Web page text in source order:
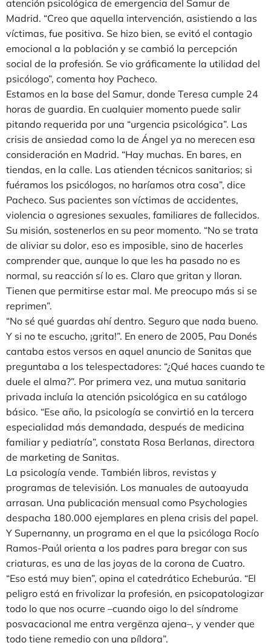
atención psicológica de emergencia del Samur de
Madrid. “Creo que aquella intervención, asistiendo a las
víctimas, fue positiva. Se hizo bien, se evitó el contagio
emocional a la población y se cambió la percepción
social de la profesión. Se vio gráficamente la utilidad del
psicólogo”, comenta hoy Pacheco.
Estamos en la base del Samur, donde Teresa cumple 24
horas de guardia. En cualquier momento puede salir
pitando requerida por una “urgencia psicológica”. Las
crisis de ansiedad como la de Ángel ya no merecen esa
consideración en Madrid. “Hay muchas. En bares, en
tiendas, en la calle. Las atienden técnicos sanitarios; si
fuéramos los psicólogos, no haríamos otra cosa”, dice
Pacheco. Sus pacientes son víctimas de accidentes,
violencia o agresiones sexuales, familiares de fallecidos.
Su misión, sostenerlos en su peor momento. “No se trata
de aliviar su dolor, eso es imposible, sino de hacerles
comprender que, aunque lo que les ha pasado no es
normal, su reacción sí lo es. Claro que gritan y lloran.
Tienen que permitirse estar mal. Me preocupo más si se
reprimen”.
“No sé qué guardas ahí dentro. Seguro que nada bueno.
Y si no te escucho, ¡grita!”. En enero de 2005, Pau Donés
cantaba estos versos en aquel anuncio de Sanitas que
preguntaba a los telespectadores: “¿Qué haces cuando te
duele el alma?”. Por primera vez, una mutua sanitaria
privada incluía la atención psicológica en su catálogo
básico. “Ese año, la psicología se convirtió en la tercera
especialidad más demandada, después de medicina
familiar y pediatría”, constata Rosa Berlanas, directora
de marketing de Sanitas.
La psicología vende. También libros, revistas y
programas de televisión. Los manuales de autoayuda
arrasan. Una publicación mensual como Psychologies
despacha 180.000 ejemplares en plena crisis del papel.
Y Supernanny, un programa en el que la psicóloga Rocío
Ramos-Paúl orienta a los padres para bregar con sus
criaturas, es una de las joyas de la corona de Cuatro.
“Eso está muy bien”, opina el catedrático Echeburúa. “El
peligro está en frivolizar la profesión, en psicopatologizar
todo lo que nos ocurre –cuando oigo lo del síndrome
posvacacional me entra vergënza ajena–, y vender que
todo tiene remedio con una píldora”.